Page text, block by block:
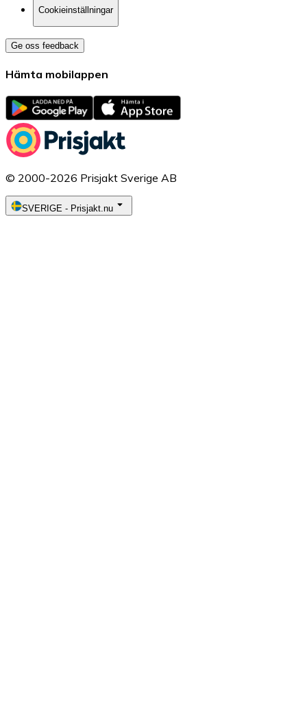
Cookieinställningar
Ge oss feedback
Hämta mobilappen
© 2000-2026 Prisjakt Sverige AB
SVERIGE - Prisjakt.nu